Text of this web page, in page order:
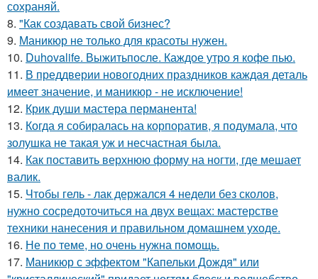
сохраняй.
8. "Как создавать свой бизнес?
9. Маникюр не только для красоты нужен.
10. Duhovalife. Выжитьпосле. Каждое утро я кофе пью.
11. В преддверии новогодних праздников каждая деталь
имеет значение, и маникюр - не исключение!
12. Крик души мастера перманента!
13. Когда я собиралась на корпоратив, я подумала, что
золушка не такая уж и несчастная была.
14. Как поставить верхнюю форму на ногти, где мешает
валик.
15. Чтобы гель - лак держался 4 недели без сколов,
нужно сосредоточиться на двух вещах: мастерстве
техники нанесения и правильном домашнем уходе.
16. Не по теме, но очень нужна помощь.
17. Маникюр с эффектом "Капельки Дождя" или